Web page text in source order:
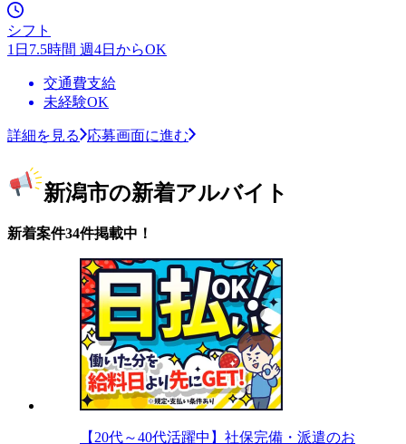
シフト
1日7.5時間 週4日からOK
交通費支給
未経験OK
詳細を見る 応募画面に進む
新潟市の新着アルバイト
新着案件34件掲載中！
【20代～40代活躍中】社保完備・派遣のお